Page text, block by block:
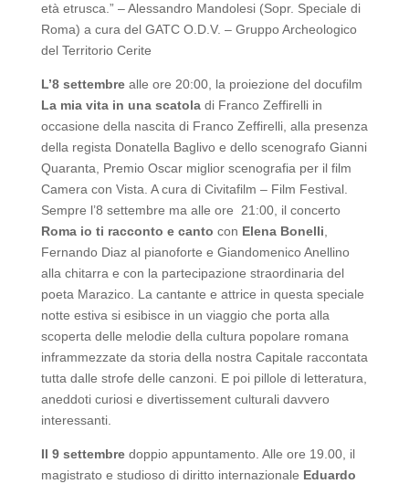
età etrusca.” – Alessandro Mandolesi (Sopr. Speciale di
Roma) a cura del GATC O.D.V. – Gruppo Archeologico
del Territorio Cerite
L’8 settembrealle ore 20:00, la proiezione del docufilm
La mia vita in una scatoladi Franco Zeffirelli in
occasione della nascita di Franco Zeffirelli, alla presenza
della regista Donatella Baglivo e dello scenografo Gianni
Quaranta, Premio Oscar miglior scenografia per il film
Camera con Vista. A cura di Civitafilm – Film Festival.
Sempre l’8 settembre ma alle ore 21:00, il concerto
Roma io ti racconto e canto con Elena Bonelli
Fernando Diaz al pianoforte e Giandomenico Anellino
alla chitarra e con la partecipazione straordinaria del
poeta Marazico. La cantante e attrice in questa speciale
notte estiva si esibisce in un viaggio che porta alla
scoperta delle melodie della cultura popolare romana
inframmezzate da storia della nostra Capitale raccontata
tutta dalle strofe delle canzoni. E poi pillole di letteratura,
aneddoti curiosi e divertissement culturali davvero
interessanti.
Il 9 settembredoppio appuntamento. Alle ore 19.00, il
magistrato e studioso di diritto internazionale Eduardo